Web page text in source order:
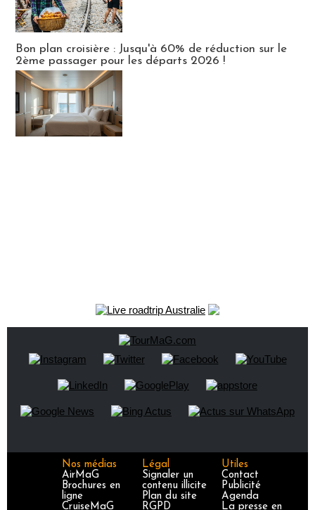
Bon plan croisière : Jusqu'à 60% de réduction sur le
2ème passager pour les départs 2026 !
Nos médias
AirMaG
Brochures en
ligne
CruiseMaG
Légal
Signaler un
contenu illicite
Plan du site
RGPD
Utiles
Contact
Publicité
Agenda
La presse en